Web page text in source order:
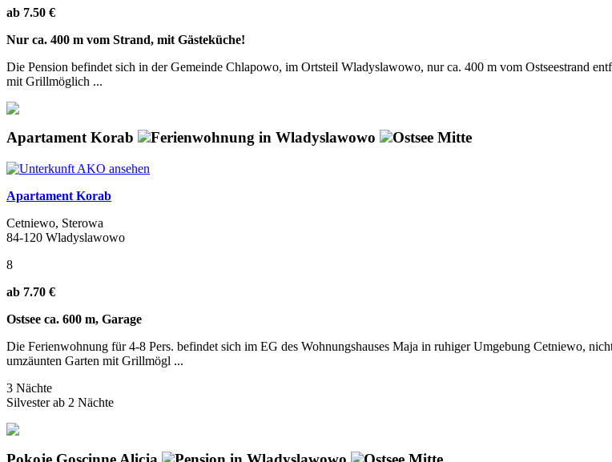
ab 7.50 €
Nur ca. 400 m vom Strand, mit Gästeküche!
Die Pension befindet sich in der Gemeinde Chlapowo, im Ortsteil Wladyslawowo, nur ca. 400 m vom Ostseestrand
mit Grillmöglich ...
Apartament Korab Ferienwohnung in Wladyslawowo Ostsee Mitte
Apartament Korab
Cetniewo, Sterowa
84-120 Wladyslawowo
8
ab 7.70 €
Ostsee ca. 600 m, Garage
Die Ferienwohnung für 4-8 Pers. befindet sich im EG des Wohnungshauses Maja in ruhiger Umgebung Cetniewo,
umzäunten Garten mit Grillmögl ...
3 Nächte
Silvester ab 2 Nächte